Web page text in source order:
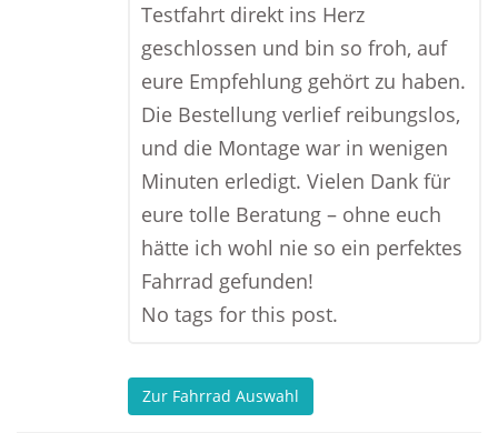
Testfahrt direkt ins Herz
geschlossen und bin so froh, auf
eure Empfehlung gehört zu haben.
Die Bestellung verlief reibungslos,
und die Montage war in wenigen
Minuten erledigt. Vielen Dank für
eure tolle Beratung – ohne euch
hätte ich wohl nie so ein perfektes
Fahrrad gefunden!
No tags for this post.
Zur Fahrrad Auswahl